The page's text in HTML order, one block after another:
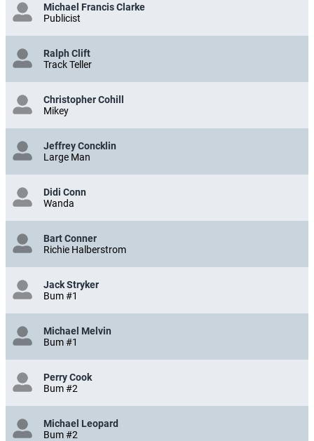
Michael Francis Clarke
Publicist
Ralph Clift
Track Teller
Christopher Cohill
Mikey
Jeffrey Concklin
Large Man
Didi Conn
Wanda
Bart Conner
Richie Halberstrom
Jack Stryker
Bum #1
Michael Melvin
Bum #1
Perry Cook
Bum #2
Michael Leopard
Bum #2